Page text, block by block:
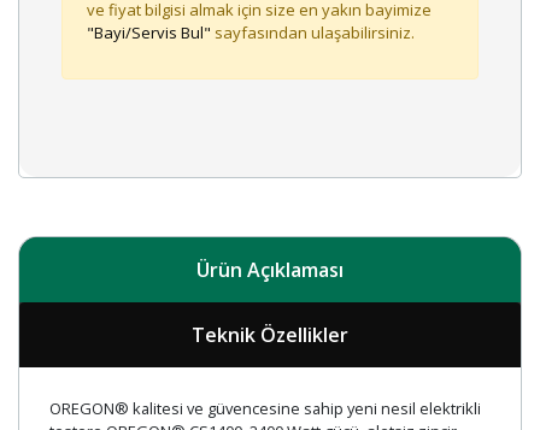
ve fiyat bilgisi almak için size en yakın bayimize
"Bayi/Servis Bul" sayfasından ulaşabilirsiniz.
Ürün Açıklaması
Teknik Özellikler
OREGON® kalitesi ve güvencesine sahip yeni nesil elektrikli